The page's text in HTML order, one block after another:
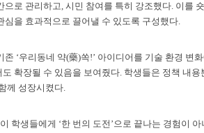
으로 관리하고, 시민 참여를 특히 강조했다. 이를
심을 효과적으로 끌어낼 수 있도록 구성했다.
존 ‘우리동네 약(藥)쏙!’ 아이디어를 기술 환경 변
확장될 수 있음을 보여줬다. 학생들은 정책 내
께 성장시켰다.
학생들에게 ‘한 번의 도전’으로 끝나는 경험이